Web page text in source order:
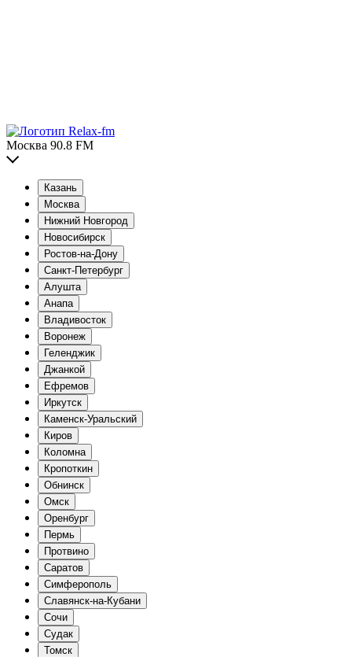
Москва 90.8 FM
Казань
Москва
Нижний Новгород
Новосибирск
Ростов-на-Дону
Санкт-Петербург
Алушта
Анапа
Владивосток
Воронеж
Геленджик
Джанкой
Ефремов
Иркутск
Каменск-Уральский
Киров
Коломна
Кропоткин
Обнинск
Омск
Оренбург
Пермь
Протвино
Саратов
Симферополь
Славянск-на-Кубани
Сочи
Судак
Томск